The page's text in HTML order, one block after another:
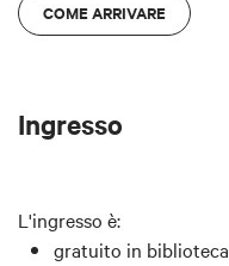
COME ARRIVARE
Ingresso
L'ingresso è:
gratuito in biblioteca